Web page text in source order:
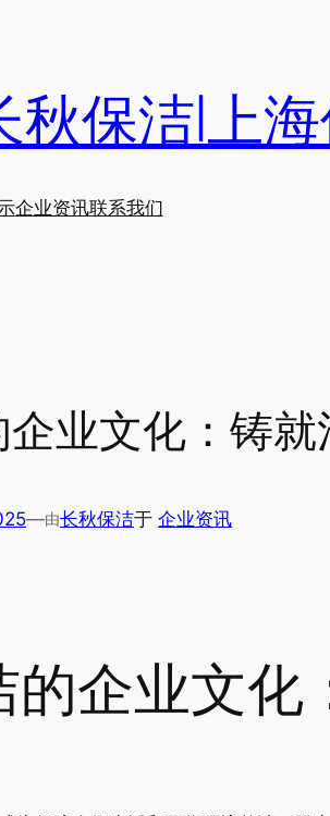
秋保洁|上
企业资讯联系我们
业文化：铸
—由长秋保洁于 企业资讯
的企业文